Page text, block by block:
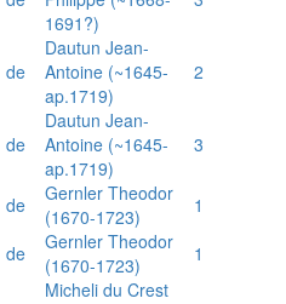
1691?)
de
Dautun Jean-
Antoine (~1645-
ap.1719)
2
de
Dautun Jean-
Antoine (~1645-
ap.1719)
3
de
Gernler Theodor
(1670-1723)
1
de
Gernler Theodor
(1670-1723)
1
Micheli du Crest